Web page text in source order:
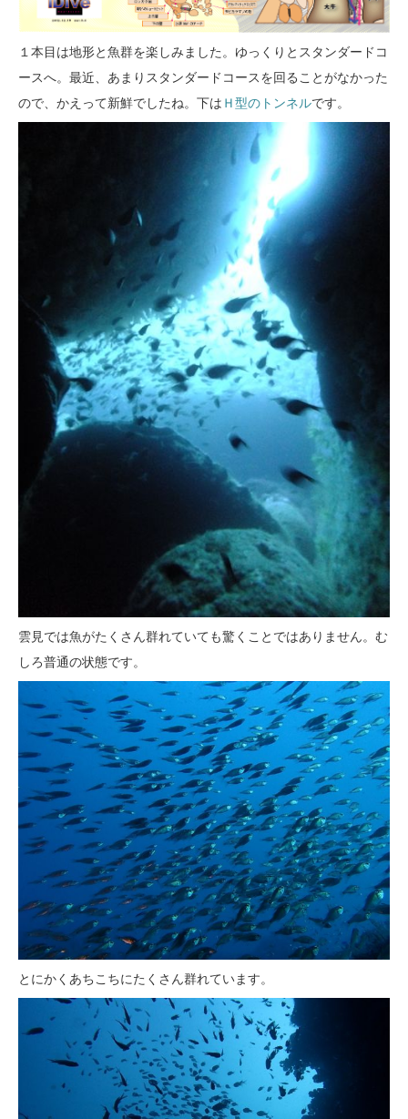
１本目は地形と魚群を楽しみました。ゆっくりとスタンダードコ
ースへ。最近、あまりスタンダードコースを回ることがなかった
ので、かえって新鮮でしたね。下は Ｈ型のトンネルです。
雲見では魚がたくさん群れていても驚くことではありません。む
しろ普通の状態です。
とにかくあちこちにたくさん群れています。